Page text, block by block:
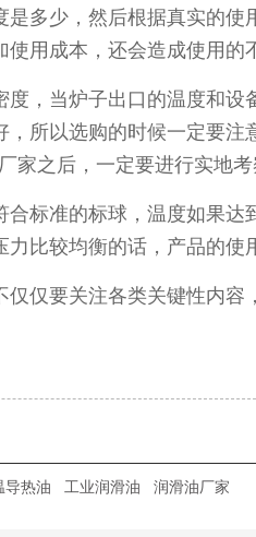
多少，然后根据真实的
用成本，还会造成使用的
，当炉子出口的温度和
所以选购的时候一定要
之后，一定要进行实地考
标准的标球，温度如果
比较均衡的话，产品的使
仅要关注各类关键性内
导热油 工业润滑油 润滑油厂家